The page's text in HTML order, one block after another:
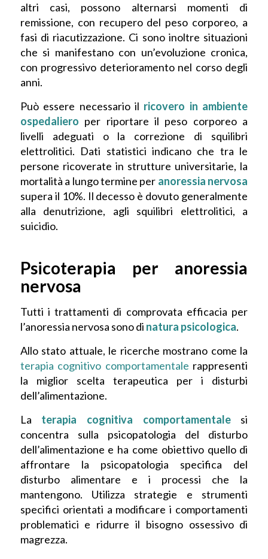
altri casi, possono alternarsi momenti di
remissione, con recupero del peso corporeo, a
fasi di riacutizzazione. Ci sono inoltre situazioni
che si manifestano con un’evoluzione cronica,
con progressivo deterioramento nel corso degli
anni.
Può essere necessario il ricovero in ambiente
ospedaliero per riportare il peso corporeo a
livelli adeguati o la correzione di squilibri
elettrolitici. Dati statistici indicano che tra le
persone ricoverate in strutture universitarie, la
mortalità a lungo termine per anoressia nervosa
supera il 10%. Il decesso è dovuto generalmente
alla denutrizione, agli squilibri elettrolitici, a
suicidio.
Psicoterapia per anoressia
nervosa
Tutti i trattamenti di comprovata efficacia per
l’anoressia nervosa sono di natura psicologica.
Allo stato attuale, le ricerche mostrano come la
terapia cognitivo comportamentale rappresenti
la miglior scelta terapeutica per i disturbi
dell’alimentazione.
La terapia cognitiva comportamentalesi
concentra sulla psicopatologia del disturbo
dell’alimentazione e ha come obiettivo quello di
affrontare la psicopatologia specifica del
disturbo alimentare e i processi che la
mantengono. Utilizza strategie e strumenti
specifici orientati a modificare i comportamenti
problematici e ridurre il bisogno ossessivo di
magrezza.